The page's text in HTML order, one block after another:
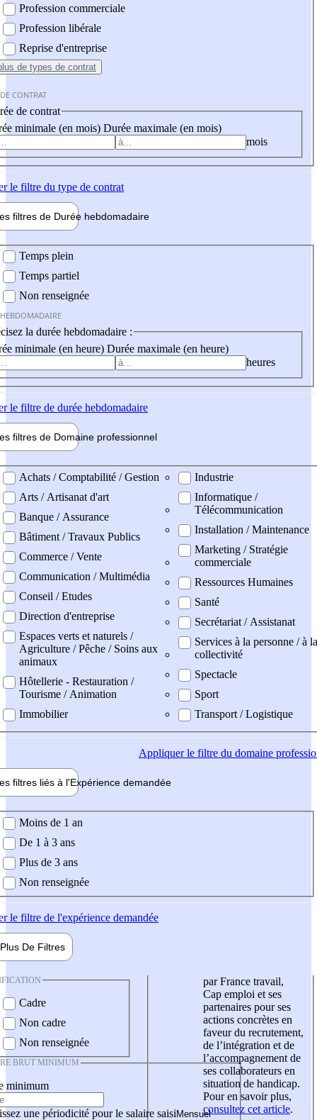
Profession commerciale
Profession libérale
Reprise d'entreprise
de types de contrat
CONTRAT
de contrat
minimale (en mois) Durée maximale (en mois)
mois
le filtre du type de contrat
filtres de Durée hebdomadaire
Temps plein
Temps partiel
Non renseignée
la durée hebdomadaire :
minimale (en heure) Durée maximale (en heure)
heures
le filtre de durée hebdomadaire
filtres de Domaine professionnel
professionel
Achats / Comptabilité / Gestion
Arts / Artisanat d'art
Banque / Assurance
Bâtiment / Travaux Publics
Commerce / Vente
Communication / Multimédia
Conseil / Etudes
Direction d'entreprise
Espaces verts et naturels /
Agriculture / Pêche / Soins aux
animaux
Hôtellerie - Restauration /
Tourisme / Animation
Immobilier
Industrie
Informatique /
Télécommunication
Installation / Maintenance
Marketing / Stratégie
commerciale
Ressources Humaines
Santé
Secrétariat / Assistanat
Services à la personne / à la
collectivité
Spectacle
Sport
Transport / Logistique
Appliquerle filtre du domaine
filtres liés à l'Expérience demandée
demandée
Moins de 1 an
De 1 à 3 ans
Plus de 3 ans
Non renseignée
le filtre de l'expérience demandée
Plus De Filtres
Cadre
Non cadre
Non renseignée
BRUT MINIMUM
minimum
une périodicité pour le salaire saisi
par France travail,
Cap emploi et ses
partenaires pour ses
actions concrètes en
faveur du recrutement,
de l’intégration et de
l’accompagnement de
ses collaborateurs en
situation de handicap.
Pour en savoir plus,
consultez cet article.